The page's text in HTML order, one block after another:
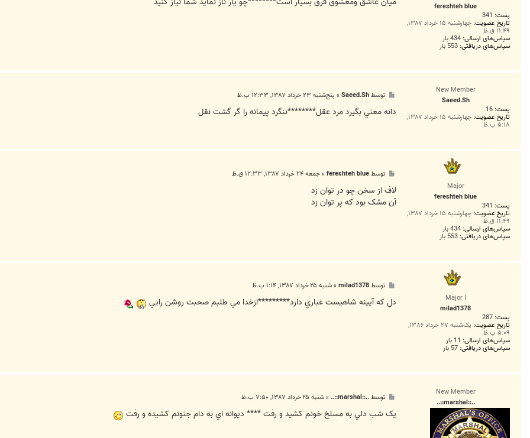
fereshteh blue
پست: 341
تاریخ عضویت: چهارشنبه ۱۵ خرداد ۱۳۸۷,
۱۱:۴۹ ق.ظ
سپاس‌های ارسالی: 434 بار
سپاس‌های دریافتی: 553 بار
New Member
Saeed.Sh
پست: 16
تاریخ عضویت: چهارشنبه ۱۵ خرداد ۱۳۸۷,
۵:۱۸ ب.ظ
ت
توسطSaeed.Sh
» پنج‌شنبه ۲۳ خرداد ۱۳۸۷, ۱۲:۳۳ ب.ظ
دانه معني بگيرد مرد عقل********ننگرد پيمانه را گر گشت نقل
Major
fereshteh blue
پست: 341
تاریخ عضویت: چهارشنبه ۱۵ خرداد ۱۳۸۷,
۱۱:۴۹ ق.ظ
سپاس‌های ارسالی: 434 بار
سپاس‌های دریافتی: 553 بار
ت
توسطfereshteh blue
»جمعه ۲۴ خرداد ۱۳۸۷, ۱۲:۳۳ ق.ظ
لاف از سخن چو در توان زد
آن مشک بود که پر توان زد
Major I
milad1378
پست: 287
تاریخ عضویت: یک‌شنبه ۲۷ خرداد ۱۳۸۶,
۵:۰۹ ب.ظ
سپاس‌های ارسالی: 11 بار
سپاس‌های دریافتی: 57 بار
ت
توسطmilad1378
»شنبه ۲۵ خرداد ۱۳۸۷, ۱:۱۴ ب.ظ
دل كه آيينه شاهيست غباري دارد*********ازخدا مي طلبم صحبت روشن رايي
New Member
..::marshal::..
ت
توسط..::marshal::..
»شنبه ۲۵ خرداد ۱۳۸۷, ۷:۵۰ ب.ظ
يک شب دلي به مسلخ خونم کشيد و رفت **** ديوانه اي به دام جنونم کشيده و رفت